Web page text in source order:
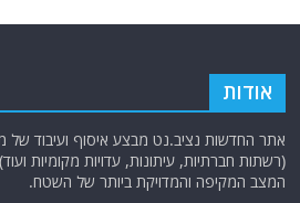
אודות
אתר החדשות נציב.נט מבצע איסוף ועיבוד של
(רשתות חברתיות, עיתונות, עדויות מקומיות
המצב המקיפה והמדויקת ביותר של השטח.